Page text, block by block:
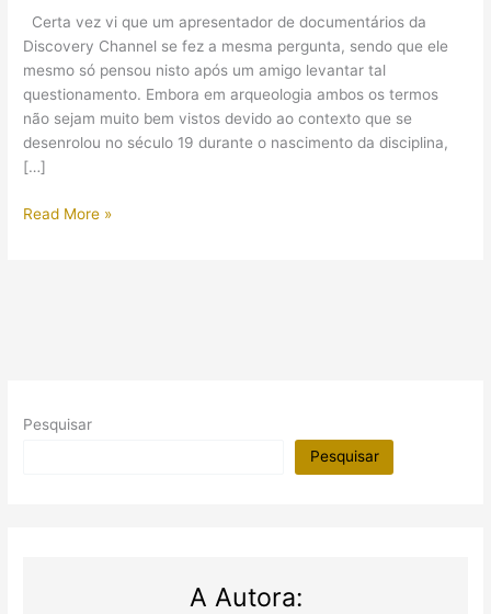
Certa vez vi que um apresentador de documentários da
Discovery Channel se fez a mesma pergunta, sendo que ele
mesmo só pensou nisto após um amigo levantar tal
questionamento. Embora em arqueologia ambos os termos
não sejam muito bem vistos devido ao contexto que se
desenrolou no século 19 durante o nascimento da disciplina,
[…]
Um
Read More »
Pesquisar
Pesquisar
A Autora: